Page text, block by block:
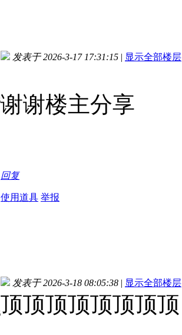
发表于 2026-3-17 17:31:15 | 显示全部楼层
谢谢楼主分享
回复
使用道具 举报
发表于 2026-3-18 08:05:38 | 显示全部楼层
顶顶顶顶顶顶顶顶